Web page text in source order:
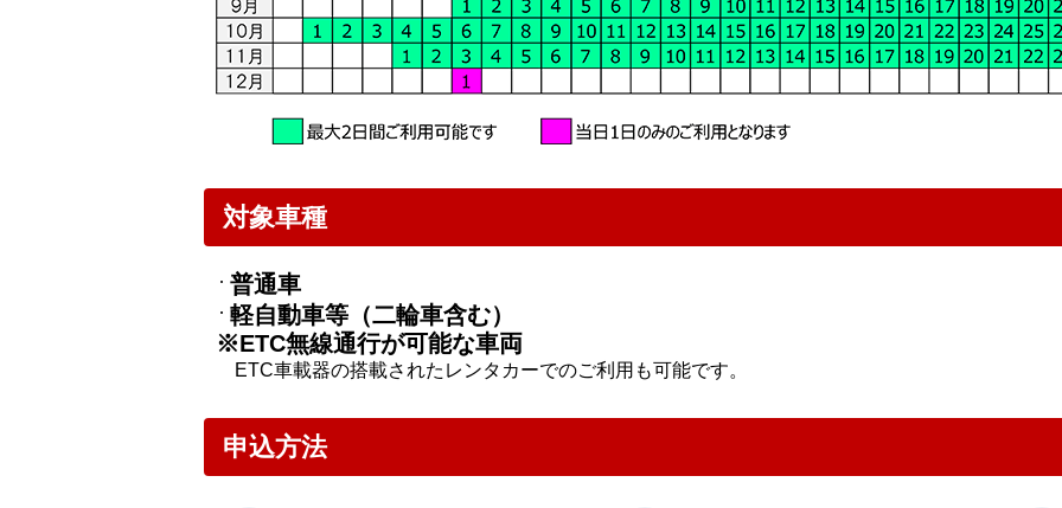
対象車種
普通車
軽自動車等（二輪車含む）
※ETC無線通行が可能な車両
ETC車載器の搭載されたレンタカーでのご利用も可能です。
申込方法